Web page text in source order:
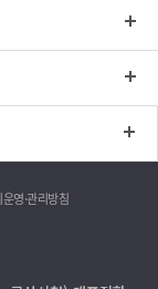
영·관리방침